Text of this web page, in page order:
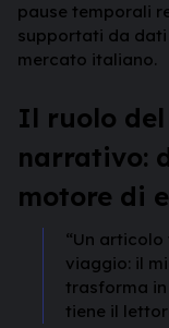
pause temporali
supportati da
mercato italiano.
Il ruolo
narrativo:
motore di
“Un articolo
viaggio: il
trasforma in
tiene il